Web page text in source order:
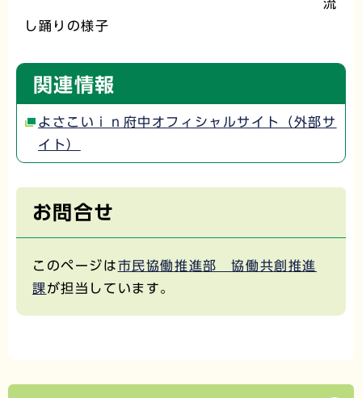
流
し踊りの様子
関連情報
よさこいｉｎ府中オフィシャルサイト（外部サ
イト）
お問合せ
このページは市民協働推進部 協働共創推進
課が担当しています。